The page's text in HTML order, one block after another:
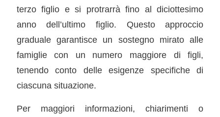
terzo figlio e si protrarrà fino al diciottesimo
anno dell’ultimo figlio. Questo approccio
graduale garantisce un sostegno mirato alle
famiglie con un numero maggiore di figli,
tenendo conto delle esigenze specifiche di
ciascuna situazione.
Per maggiori informazioni, chiarimenti o